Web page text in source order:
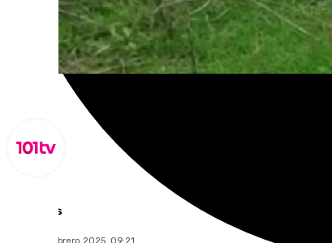
Lynx Devs
lunes, 24 febrero 2025, 09:21